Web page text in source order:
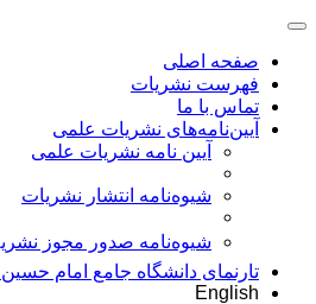
صفحه اصلی
فهرست نشریات
تماس با ما
آیین‌نامه‌های نشریات علمی
آیین نامه نشریات علمی
شیوه‌نامه انتشار نشریات
شیوهنامه صدور مجوز
تارنمای دانشگاه جامع امام
English